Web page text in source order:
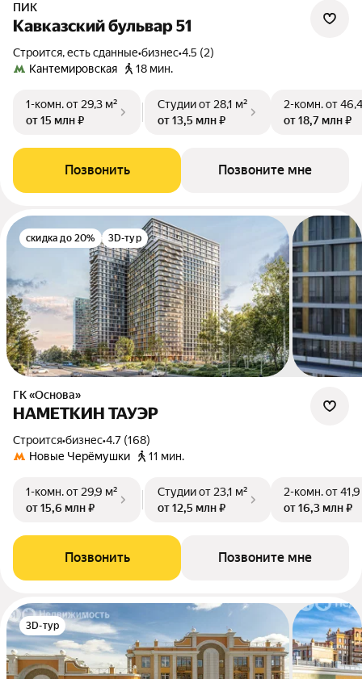
ПИК
Кавказский бульвар 51
Строится, есть сданные•бизнес•4.5 (2)
Кантемировская
18 мин.
1-комн.от 29,3 м²
от 15 млн ₽
Студииот 28,1 м²
от 13,5 млн ₽
2-комн.от
от 18,7 млн ₽
Позвонить Позвоните мне
скидка до 20% 3D-тур
ГК «Основа»
НАМЕТКИН ТАУЭР
Строится•бизнес•4.7 (168)
Новые Черёмушки
11 мин.
1-комн.от 29,9 м²
от 15,6 млн ₽
Студииот 23,1 м²
от 12,5 млн ₽
2-комн.от
от 16,3 млн ₽
Позвонить Позвоните мне
3D-тур